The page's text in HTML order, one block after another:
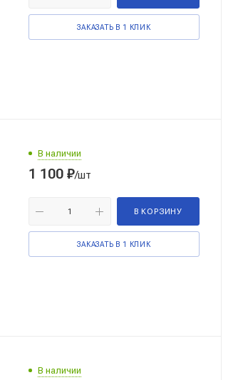
ЗАКАЗАТЬ В 1 КЛИК
В наличии
1 100 ₽/шт
В КОРЗИНУ
ЗАКАЗАТЬ В 1 КЛИК
В наличии